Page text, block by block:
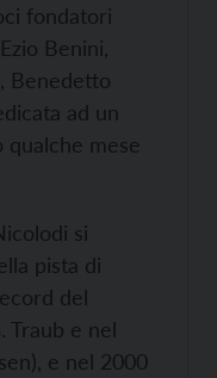
fondatori
Benini,
Benedetto
ad un
mese
si
pista di
del
Traub e nel
e nel 2000